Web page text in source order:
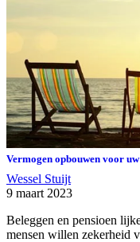
Vermogen opbouwen voor
Wessel Stuijt
9 maart 2023
Beleggen en pensioen
mensen willen zekerheid